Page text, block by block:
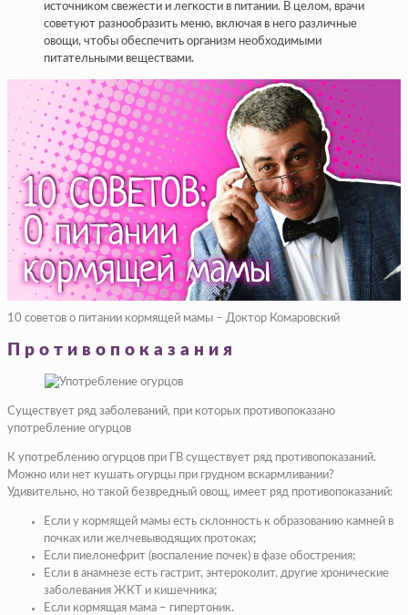
источником свежести и легкости в питании. В целом, врачи
советуют разнообразить меню, включая в него различные
овощи, чтобы обеспечить организм необходимыми
питательными веществами.
10 советов о питании кормящей мамы – Доктор Комаровский
Противопоказания
Существует ряд заболеваний, при которых противопоказано
употребление огурцов
К употреблению огурцов при ГВ существует ряд противопоказаний.
Можно или нет кушать огурцы при грудном вскармливании?
Удивительно, но такой безвредный овощ, имеет ряд противопоказаний:
Если у кормящей мамы есть склонность к образованию камней в
почках или желчевыводящих протоках;
Если пиелонефрит (воспаление почек) в фазе обострения;
Если в анамнезе есть гастрит, энтероколит, другие хронические
заболевания ЖКТ и кишечника;
Если кормящая мама – гипертоник.